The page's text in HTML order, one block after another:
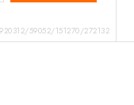
920312/59052/151270/272132